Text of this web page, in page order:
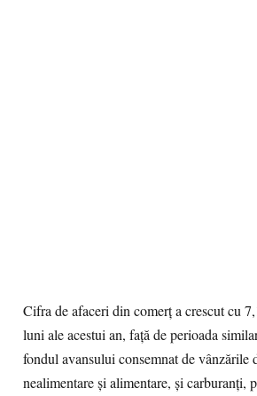
Cifra de afaceri din comerţ a crescut cu
luni ale acestui an, faţă de perioada
fondul avansului consemnat de vânzările
nealimentare şi alimentare, şi carburanţi,